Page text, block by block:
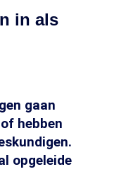
in als
gaan
hebben
opgeleide